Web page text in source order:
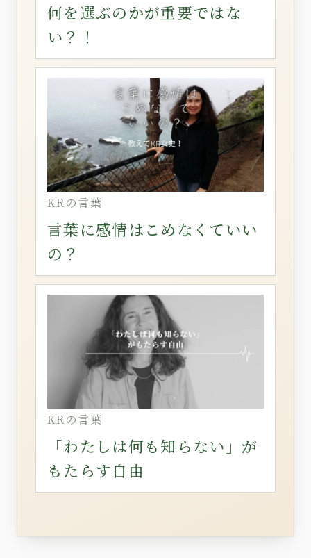
何を選ぶのかが重要ではな
い？！
KRの言葉
言葉に感情はこめなくていい
の？
KRの言葉
「わたしは何も知らない」が
もたらす自由